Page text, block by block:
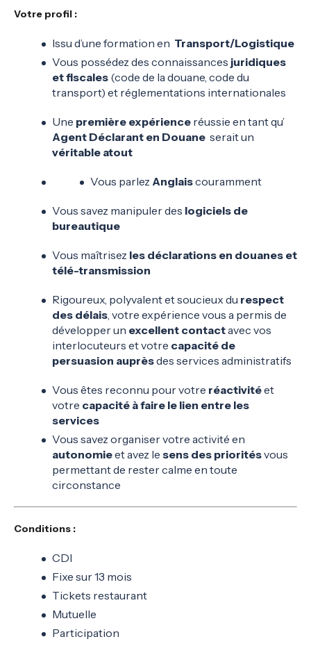
Votre profil :
Issu d’une formation en Transport/Logistique
Vous possédez des connaissances juridiques
et fiscales (code de la douane, code du
transport) et réglementations internationales
Une première expérience réussie en tant qu’
Agent Déclarant en Douane serait un
véritable atout
Vous parlez Anglaiscouramment
Vous savez manipuler des logiciels de
bureautique
Vous maîtrisez les déclarations en douanes et
télé-transmission
Rigoureux, polyvalent et soucieux du respect
des délais, votre expérience vous a permis de
développer un excellent contactavec vos
interlocuteurs et votre capacité de
persuasion auprèsdes services administratifs
Vous êtes reconnu pour votre réactivitéet
votre capacité à faire le lien entre les
services
Vous savez organiser votre activité en
autonomieet avez le sens des prioritésvous
permettant de rester calme en toute
circonstance
Conditions :
CDI
Fixe sur 13 mois
Tickets restaurant
Mutuelle
Participation